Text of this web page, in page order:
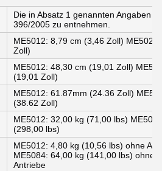
Die in Absatz 1 genannten Angaben
396/2005 zu entnehmen.
ME5012: 8,79 cm (3,46 Zoll)
Zoll)
ME5012: 48,30 cm (19,01 Zoll)
(19,01 Zoll)
ME5012: 61.87mm (24.36 Zoll)
(38.62 Zoll)
ME5012: 32,00 kg (71,00 lbs)
(298,00 lbs)
ME5012: 4,80 kg (10,56 lbs) ohne
ME5084: 64,00 kg (141,00 lbs) ohne
Antriebe